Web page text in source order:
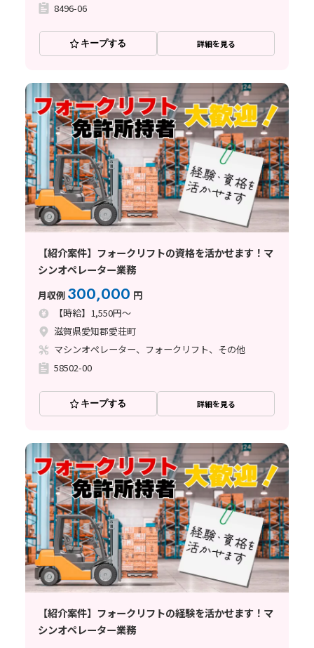
8496-06
キープする 詳細を見る
【紹介案件】フォークリフトの資格を活かせます！マ
シンオペレーター業務
月収例 300,000 円
【時給】1,550円～
滋賀県愛知郡愛荘町
マシンオペレーター、フォークリフト、その他
58502-00
キープする 詳細を見る
【紹介案件】フォークリフトの経験を活かせます！マ
シンオペレーター業務